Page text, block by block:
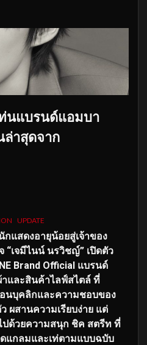
นแบรนด์แอมบา
ล่าสุดจาก
UPDATE
กแสดงอายุน้อยสู่เจ้าของ
“เจมีไนน์ นรวิชญ์” เปิดตัว
Brand Official แบรนด์
าและสินค้าไลฟ์สไตล์ ที่
นบุคลิกและความชอบของ
ว ผสานความเรียบง่าย แต่
ปด้วยความสนุก ชิค สตรีท ที่
แกลมและเท่ตามแบบฉบับ